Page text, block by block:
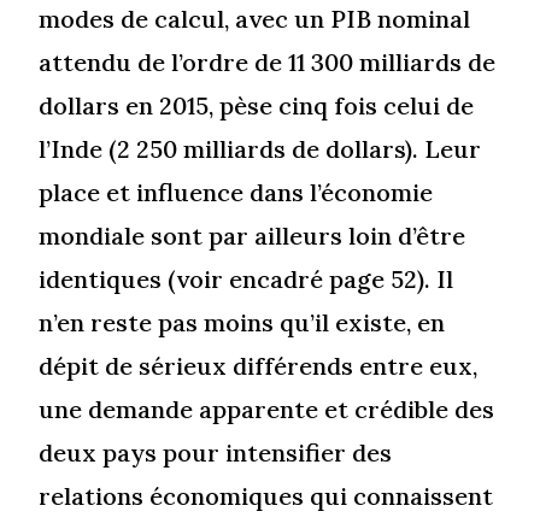
modes de calcul, avec un PIB nominal
attendu de l’ordre de 11 300 milliards de
dollars en 2015, pèse cinq fois celui de
l’Inde (2 250 milliards de dollars). Leur
place et influence dans l’économie
mondiale sont par ailleurs loin d’être
identiques (voir encadré page 52). Il
n’en reste pas moins qu’il existe, en
dépit de sérieux différends entre eux,
une demande apparente et crédible des
deux pays pour intensifier des
relations économiques qui connaissent